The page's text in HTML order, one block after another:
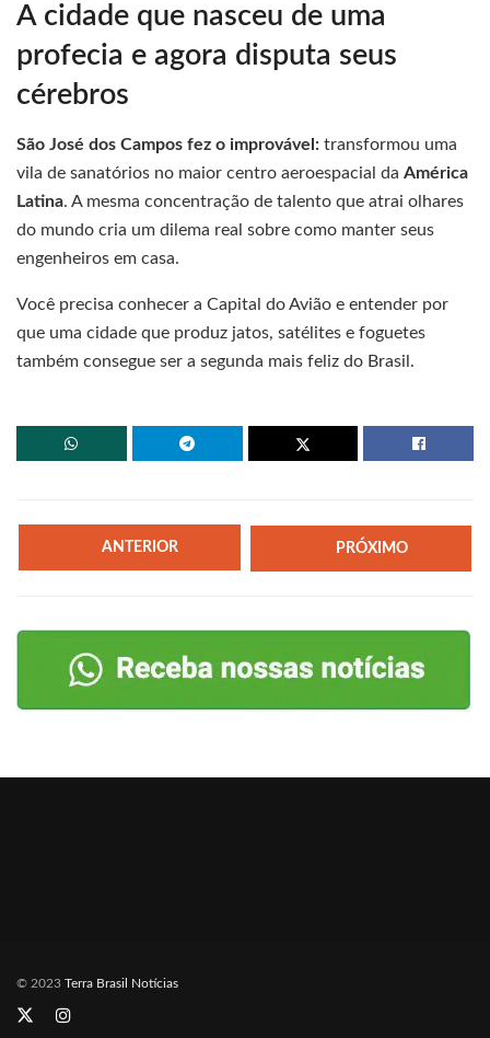
A cidade que nasceu de uma
profecia e agora disputa seus
cérebros
São José dos Campos fez o improvável: transformou uma
vila de sanatórios no maior centro aeroespacial da América
Latina. A mesma concentração de talento que atrai olhares
do mundo cria um dilema real sobre como manter seus
engenheiros em casa.
Você precisa conhecer a Capital do Avião e entender por
que uma cidade que produz jatos, satélites e foguetes
também consegue ser a segunda mais feliz do Brasil.
ANTERIOR PRÓXIMO
© 2023 Terra Brasil Notícias